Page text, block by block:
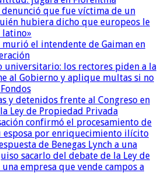
que fue víctima de un
hubiera dicho que europeos le
latino»
el intendente de Gaiman en
universitario: los rectores piden a la
al Gobierno y aplique multas si no
y detenidos frente al Congreso en
Ley de Propiedad Privada
confirmó el procesamiento de
esposa por enriquecimiento ilícito
de Benegas Lynch a una
sacarlo del debate de la Ley de
empresa que vende campos a